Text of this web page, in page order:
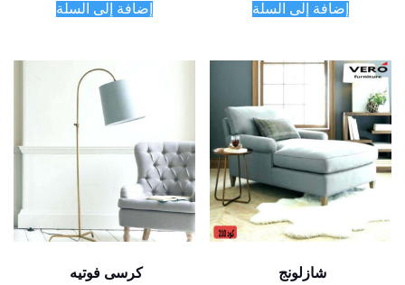
إضافة إلى السلة إضافة إلى السلة
شازلونج كرسى فوتيه